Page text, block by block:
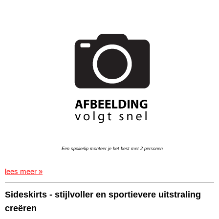
Een spoilerlip monteer je het best met 2 personen
lees meer »
Sideskirts - stijlvoller en sportievere uitstraling
creëren